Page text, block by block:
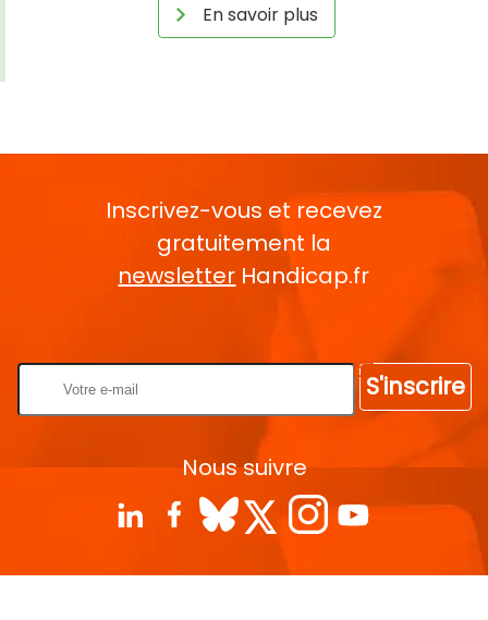
En savoir plus
Inscrivez-vous et recevez
gratuitement la
newsletter Handicap.fr
S'inscrire
Nous suivre